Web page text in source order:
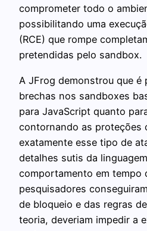
comprometer todo o
possibilitando uma
(RCE) que rompe
pretendidas pelo sandbox.
A JFrog demonstrou que é
brechas nos sandboxes
para JavaScript quanto
contornando as proteções
exatamente esse tipo de
detalhes sutis da
comportamento em tempo
pesquisadores
de bloqueio e das regras
teoria, deveriam impedir a